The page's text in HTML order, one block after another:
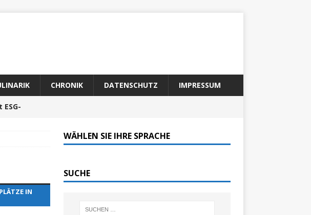
CHRONIK DATENSCHUTZ IMPRESSUM
nach
IN
WÄHLEN SIE IHRE SPRACHE
SUCHE